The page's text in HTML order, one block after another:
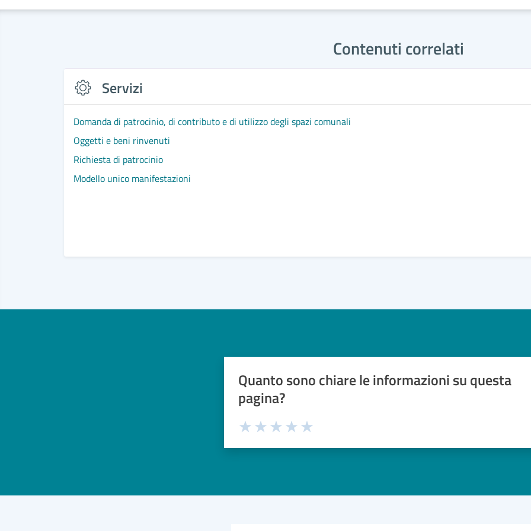
Contenuti correlati
Servizi
Domanda di patrocinio, di contributo e di utilizzo degli spazi comunali
Oggetti e beni rinvenuti
Richiesta di patrocinio
Modello unico manifestazioni
Quanto sono chiare le informazioni su questa
pagina?